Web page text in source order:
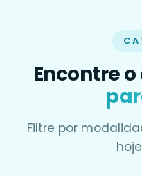
Encontre
Filtre por